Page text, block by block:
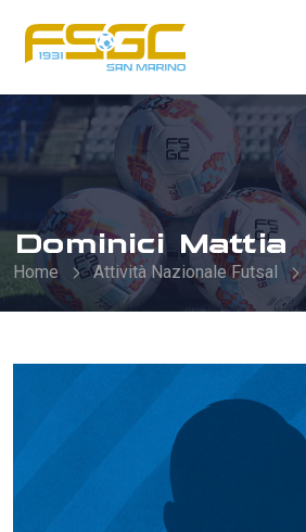
Dominici Mattia
Home Attività Nazionale Futsal